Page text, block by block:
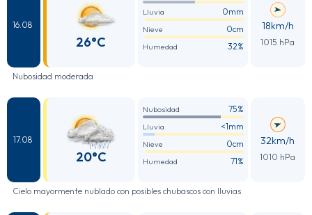
16.08
26°C
Lluvia 0mm
Nieve 0cm
Humedad 32%
18km/h
1015 hPa
Nubosidad moderada
17.08
20°C
Nubosidad 75%
Lluvia <1mm
Nieve 0cm
Humedad 71%
32km/h
1010 hPa
Cielo mayormente nublado con posibles chubascos con lluvias